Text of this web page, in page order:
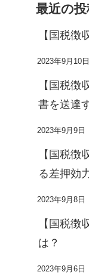
最近の投
【国税徴
2023年9月10日
【国税徴
書を送達
2023年9月9日
【国税徴
る差押効
2023年9月8日
【国税徴
は？
2023年9月6日